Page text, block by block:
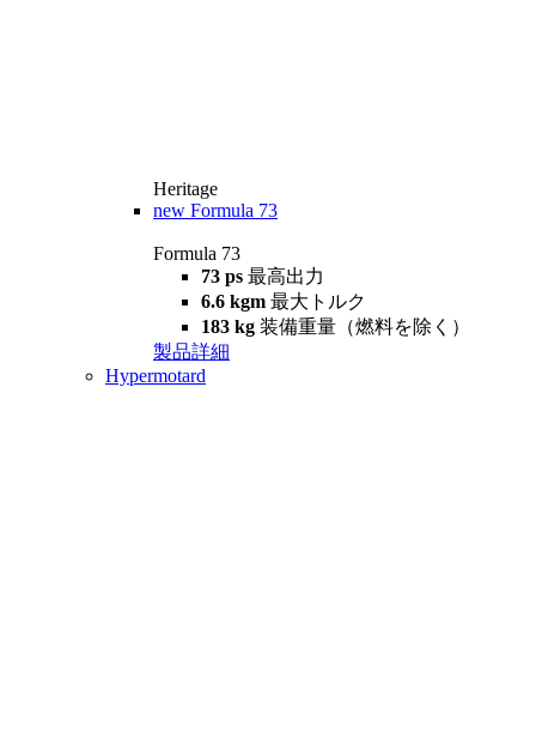
Heritage
new Formula 73
Formula 73
73 ps 最高出力
6.6 kgm 最大トルク
183 kg 装備重量（燃料を除く）
製品詳細
Hypermotard